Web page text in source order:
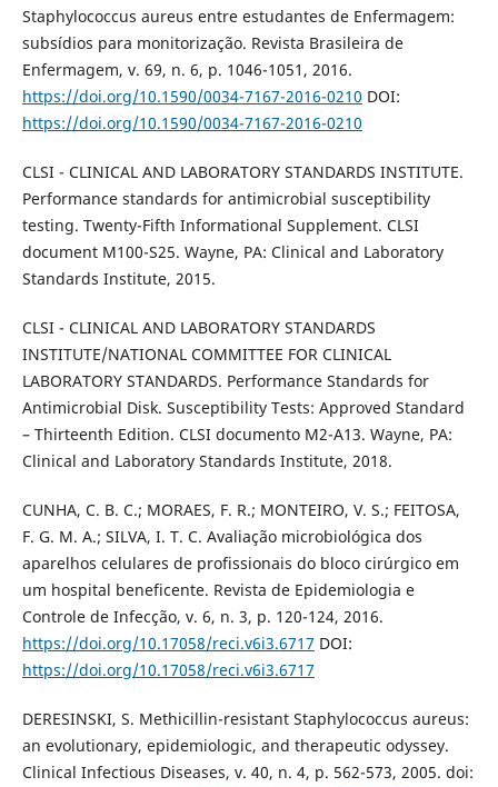
Staphylococcus aureus entre estudantes de Enfermagem:
subsídios para monitorização. Revista Brasileira de
Enfermagem, v. 69, n. 6, p. 1046-1051, 2016.
https://doi.org/10.1590/0034-7167-2016-0210 DOI:
https://doi.org/10.1590/0034-7167-2016-0210
CLSI - CLINICAL AND LABORATORY STANDARDS INSTITUTE.
Performance standards for antimicrobial susceptibility
testing. Twenty-Fifth Informational Supplement. CLSI
document M100-S25. Wayne, PA: Clinical and Laboratory
Standards Institute, 2015.
CLSI - CLINICAL AND LABORATORY STANDARDS
INSTITUTE/NATIONAL COMMITTEE FOR CLINICAL
LABORATORY STANDARDS. Performance Standards for
Antimicrobial Disk. Susceptibility Tests: Approved Standard
– Thirteenth Edition. CLSI documento M2-A13. Wayne, PA:
Clinical and Laboratory Standards Institute, 2018.
CUNHA, C. B. C.; MORAES, F. R.; MONTEIRO, V. S.; FEITOSA,
F. G. M. A.; SILVA, I. T. C. Avaliação microbiológica dos
aparelhos celulares de profissionais do bloco cirúrgico em
um hospital beneficente. Revista de Epidemiologia e
Controle de Infecção, v. 6, n. 3, p. 120-124, 2016.
https://doi.org/10.17058/reci.v6i3.6717 DOI:
https://doi.org/10.17058/reci.v6i3.6717
DERESINSKI, S. Methicillin-resistant Staphylococcus aureus:
an evolutionary, epidemiologic, and therapeutic odyssey.
Clinical Infectious Diseases, v. 40, n. 4, p. 562-573, 2005. doi: